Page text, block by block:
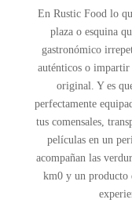
En Rustic Food lo
plaza o esquina
gastronómico
auténticos o impartir
original. Y es
perfectamente
tus comensales,
películas en un
acompañan las
km0 y un producto